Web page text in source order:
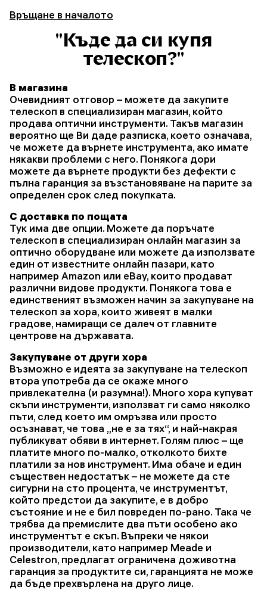
Връщане в началото
"Къде да си купя
телескоп?"
В магазина
Очевидният отговор – можете да закупите
телескоп в специализиран магазин, който
продава оптични инструменти. Такъв магазин
вероятно ще Ви даде разписка, което означава,
че можете да върнете инструмента, ако имате
някакви проблеми с него. Понякога дори
можете да върнете продукти без дефекти с
пълна гаранция за възстановяване на парите за
определен срок след покупката.
С доставка по пощата
Тук има две опции. Можете да поръчате
телескоп в специализиран онлайн магазин за
оптично оборудване или можете да използвате
един от известните онлайн пазари, като
например Amazon или eBay, които продават
различни видове продукти. Понякога това е
единственият възможен начин за закупуване на
телескоп за хора, които живеят в малки
градове, намиращи се далеч от главните
центрове на държавата.
Закупуване от други хора
Възможно е идеята за закупуване на телескоп
втора употреба да се окаже много
привлекателна (и разумна!). Много хора купуват
скъпи инструменти, използват ги само няколко
пъти, след което им омръзва или просто
осъзнават, че това „не е за тях“, и най-накрая
публикуват обяви в интернет. Голям плюс – ще
платите много по-малко, отколкото бихте
платили за нов инструмент. Има обаче и един
съществен недостатък – не можете да сте
сигурни на сто процента, че инструментът,
който предстои да закупите, е в добро
състояние и не е бил повреден по-рано. Така че
трябва да премислите два пъти особено ако
инструментът е скъп. Въпреки че някои
производители, като например Meade и
Celestron, предлагат ограничена доживотна
гаранция за продуктите си, гаранцията не може
да бъде прехвърлена на друго лице.